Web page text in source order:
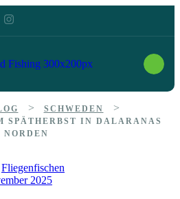
> SCHWEDEN >
SPÄTHERBST IN DALARANAS
NORDEN
Fliegenfischen
2025